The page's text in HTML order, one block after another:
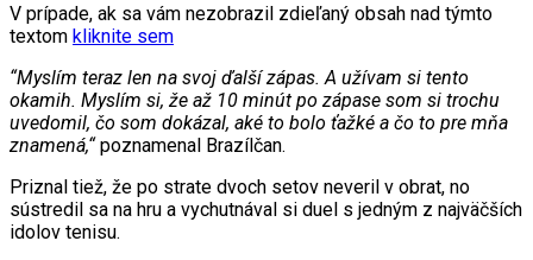
V prípade, ak sa vám nezobrazil zdieľaný obsah nad týmto
textom kliknite sem
“Myslím teraz len na svoj ďalší zápas. A užívam si tento
okamih. Myslím si, že až 10 minút po zápase som si trochu
uvedomil, čo som dokázal, aké to bolo ťažké a čo to pre mňa
znamená,“poznamenal Brazílčan.
Priznal tiež, že po strate dvoch setov neveril v obrat, no
sústredil sa na hru a vychutnával si duel s jedným z najväčších
idolov tenisu.